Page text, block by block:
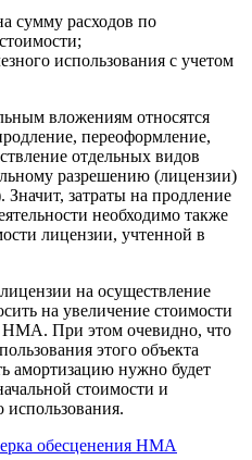
сумму расходов по
использования с учетом
вложениям относятся
переоформление,
отдельных видов
разрешению (лицензии)
затраты на продление
необходимо также
лицензии, учтенной в
на осуществление
на увеличение стоимости
НМА. При этом очевидно, что
этого объекта
амортизацию нужно будет
стоимости и
использования.
обесценения НМА